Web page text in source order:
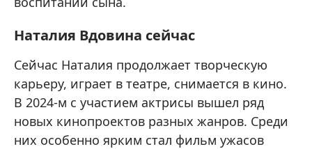
Наталия Вдовина сейчас
Сейчас Наталия продолжает творческую
карьеру, играет в театре, снимается в кино.
В 2024-м с участием актрисы вышел ряд
новых кинопроектов разных жанров. Среди
них особенно ярким стал фильм ужасов